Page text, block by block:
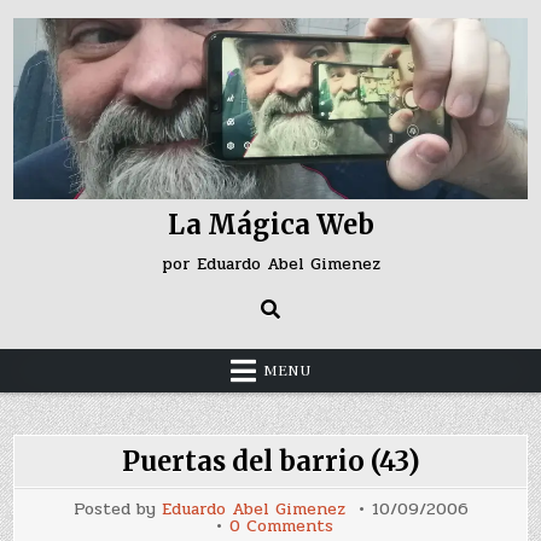
Skip
content
La Mágica Web
por Eduardo Abel Gimenez
MENU
Puertas del barrio (43)
Posted by Eduardo Abel Gimenez 10/09/2006
0 Commentson